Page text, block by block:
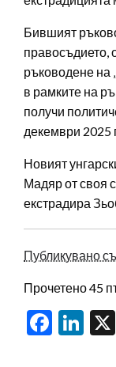
Бившият
правосъдието,
ръководене на
в рамките на
получи
декември 2025
Новият
Мадяр от своя
екстрадира
Публикувано
Прочетено 45